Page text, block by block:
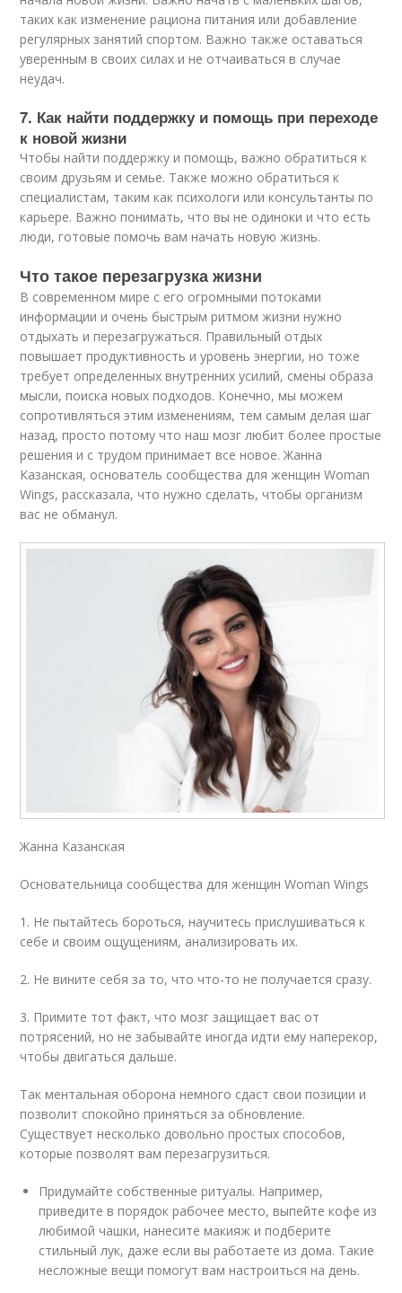
таких как изменение рациона питания или добавление
регулярных занятий спортом. Важно также оставаться
уверенным в своих силах и не отчаиваться в случае
неудач.
7. Как найти поддержку и помощь при переходе
к новой жизни
Чтобы найти поддержку и помощь, важно обратиться к
своим друзьям и семье. Также можно обратиться к
специалистам, таким как психологи или консультанты по
карьере. Важно понимать, что вы не одиноки и что есть
люди, готовые помочь вам начать новую жизнь.
Что такое перезагрузка жизни
В современном мире с его огромными потоками
информации и очень быстрым ритмом жизни нужно
отдыхать и перезагружаться. Правильный отдых
повышает продуктивность и уровень энергии, но тоже
требует определенных внутренних усилий, смены образа
мысли, поиска новых подходов. Конечно, мы можем
сопротивляться этим изменениям, тем самым делая шаг
назад, просто потому что наш мозг любит более простые
решения и с трудом принимает все новое. Жанна
Казанская, основатель сообщества для женщин Woman
Wings, рассказала, что нужно сделать, чтобы организм
вас не обманул.
Жанна Казанская
Основательница сообщества для женщин Woman Wings
1. Не пытайтесь бороться, научитесь прислушиваться к
себе и своим ощущениям, анализировать их.
2. Не вините себя за то, что что-то не получается сразу.
3. Примите тот факт, что мозг защищает вас от
потрясений, но не забывайте иногда идти ему наперекор,
чтобы двигаться дальше.
Так ментальная оборона немного сдаст свои позиции и
позволит спокойно приняться за обновление.
Существует несколько довольно простых способов,
которые позволят вам перезагрузиться.
Придумайте собственные ритуалы. Например,
приведите в порядок рабочее место, выпейте кофе из
любимой чашки, нанесите макияж и подберите
стильный лук, даже если вы работаете из дома. Такие
несложные вещи помогут вам настроиться на день.